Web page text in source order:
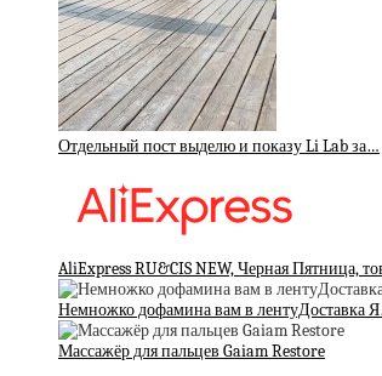
Отдельный пост выделю и показу Li Lab за…
AliExpress RU&CIS NEW, Черная Пятница,
Немножко дофамина вам в лентуДоставка
Массажёр для пальцев Gaiam Restore